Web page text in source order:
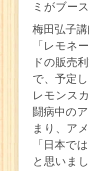
ミがブー
梅田弘子
「レモネ
ドの販売
で、予定
レモンス
闘病中の
まり、ア
「日本で
と思いま